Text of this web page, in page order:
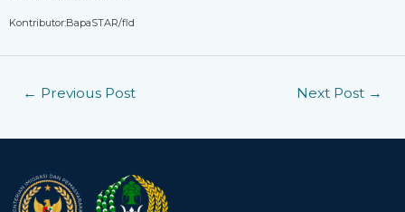
Kontributor:BapaSTAR/fld
← Previous Post Next Post →